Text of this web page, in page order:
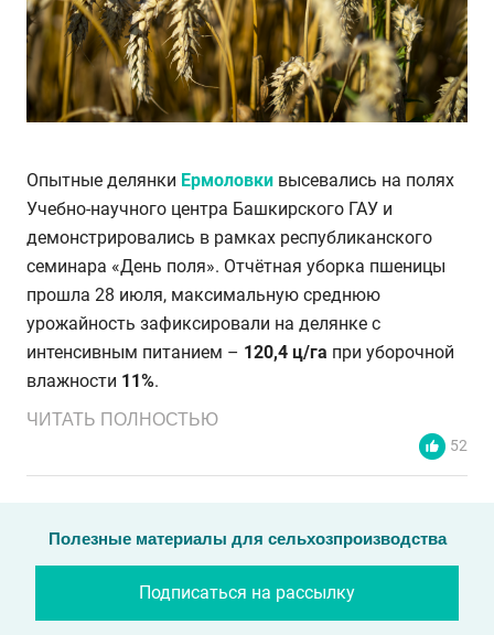
Опытные делянки Ермоловки высевались на полях
Учебно-научного центра Башкирского ГАУ и
демонстрировались в рамках республиканского
семинара «День поля». Отчётная уборка пшеницы
прошла 28 июля, максимальную среднюю
урожайность зафиксировали на делянке с
интенсивным питанием – 120,4 ц/га при уборочной
влажности 11%.
ЧИТАТЬ ПОЛНОСТЬЮ
52
Полезные материалы для сельхозпроизводства
Подписаться на рассылку